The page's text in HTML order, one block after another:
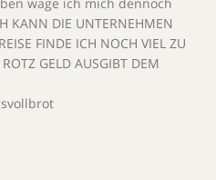
DIE UNTERNEHMEN
FINDE ICH NOCH VIEL ZU
GELD AUSGIBT DEM